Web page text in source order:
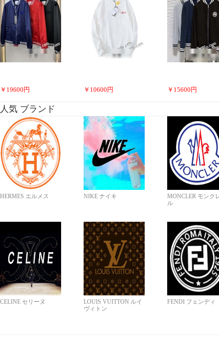
￥ 19600 円 ￥ 10600 円 ￥ 15600 円
人気 ブランド
HERMES エルメス NIKE ナイキ
MONCLER モンク
ル
CELINE セリーヌ
LOUIS VUITTON ルイ
ヴィトン
FENDI フェンディ